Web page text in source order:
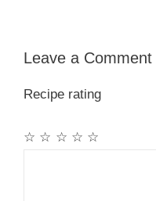
Leave a Comment
Recipe rating
☆
☆
☆
☆
☆